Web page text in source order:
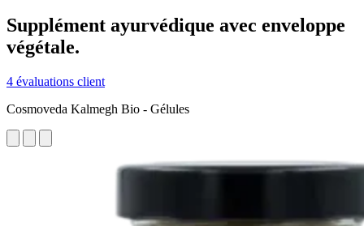
Supplément ayurvédique avec enveloppe
végétale.
4 évaluations client
Cosmoveda Kalmegh Bio - Gélules